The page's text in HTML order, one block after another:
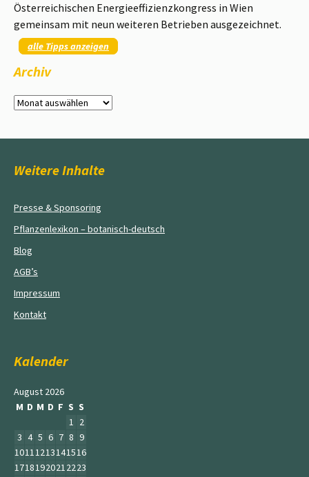
Österreichischen Energieeffizienzkongress in Wien
gemeinsam mit neun weiteren Betrieben ausgezeichnet.
alle Tipps anzeigen
Archiv
Archiv
Weitere Inhalte
Presse & Sponsoring
Pflanzenlexikon – botanisch-deutsch
Blog
AGB’s
Impressum
Kontakt
Kalender
August 2026
M D M D F S S
1 2
3 4 5 6 7 8 9
10111213141516
17181920212223